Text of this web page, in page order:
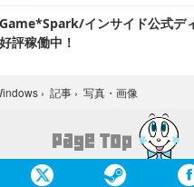
Game*Spark/インサイド公式デ
好評稼働中！
› 記事 › 写真・画像